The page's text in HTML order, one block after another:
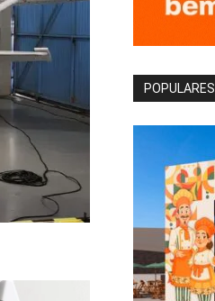
POPULARES